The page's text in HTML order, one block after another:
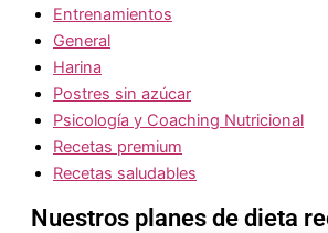
Entrenamientos
General
Harina
Postres sin azúcar
Psicología y Coaching Nutricional
Recetas premium
Recetas saludables
Nuestros planes de dieta